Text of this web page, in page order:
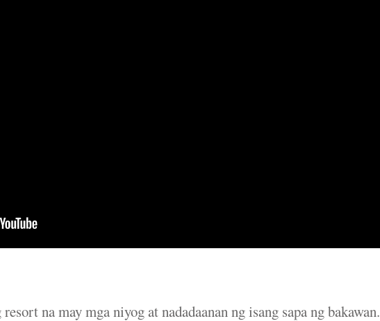
na may mga niyog at nadadaanan ng isang sapa ng bakawan.